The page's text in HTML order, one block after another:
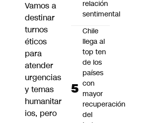
Vamos a
destinar
turnos
éticos
para
atender
urgencias
y temas
humanitar
ios, pero
relación
sentimental
Chile
llega al
top ten
de los
países
con
mayor
recuperación
del